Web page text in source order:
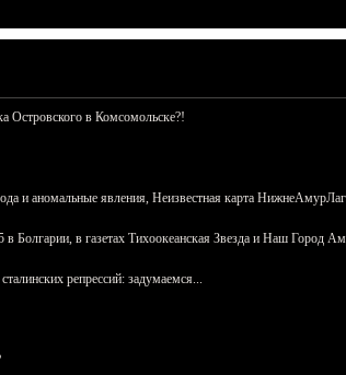
Островского в Комсомольске?!
и аномальные явления, Неизвестная карта
Болгарии, в газетах Тихоокеанская Звезда и Наш Город
репрессий: задумаемся...